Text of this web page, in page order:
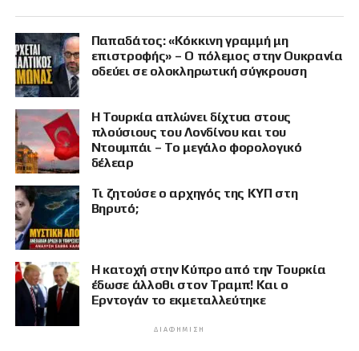
Παπαδάτος: «Κόκκινη γραμμή μη
επιστροφής» – Ο πόλεμος στην Ουκρανία
οδεύει σε ολοκληρωτική σύγκρουση
Η Τουρκία απλώνει δίχτυα στους
πλούσιους του Λονδίνου και του
Ντουμπάι – Το μεγάλο φορολογικό
δέλεαρ
Τι ζητούσε ο αρχηγός της ΚΥΠ στη
Βηρυτό;
Η κατοχή στην Κύπρο από την Τουρκία
έδωσε άλλοθι στον Τραμπ! Και ο
Ερντογάν το εκμεταλλεύτηκε
ΔΙΑΦΉΜΙΣΗ